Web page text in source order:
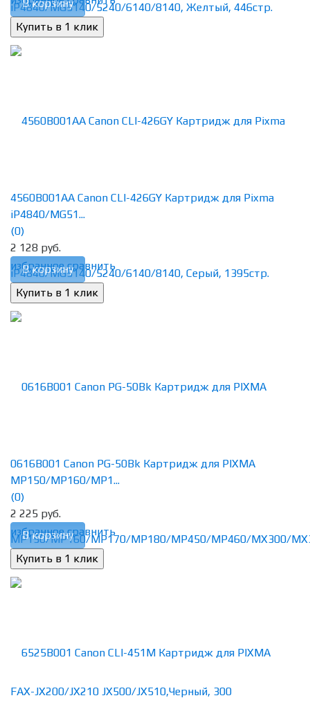
В корзину
избранное сравнить
4560B001AA Canon CLI-426GY Картридж для Pixma
iP4840/MG51...
(0)
2 128 руб.
В корзину
избранное сравнить
0616B001 Canon PG-50Bk Картридж для PIXMA
MP150/MP160/MP1...
(0)
2 225 руб.
В корзину